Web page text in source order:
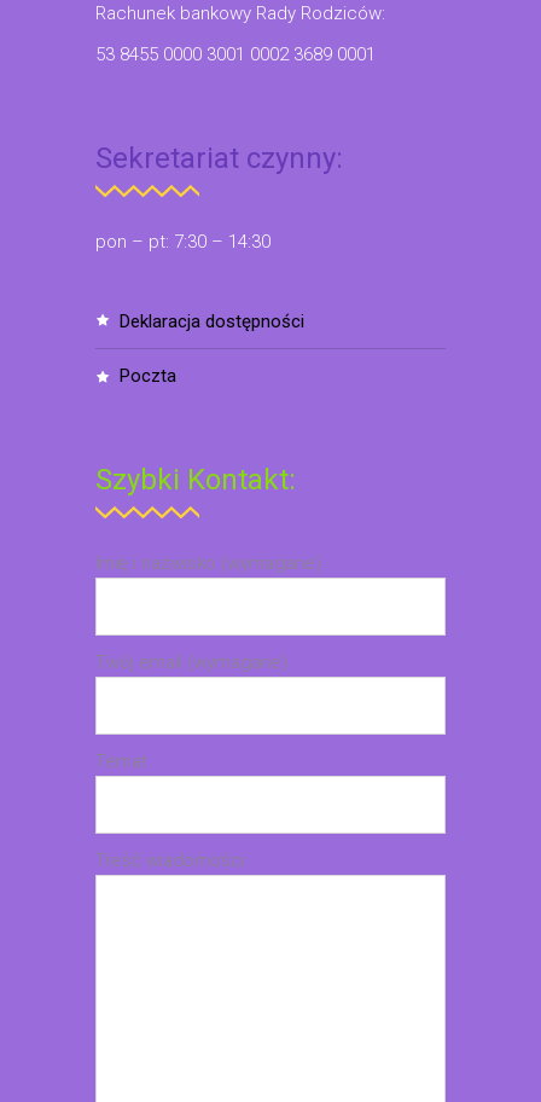
Rachunek bankowy Rady Rodziców:
53 8455 0000 3001 0002 3689 0001
Sekretariat czynny:
pon – pt: 7:30 – 14:30
deklaracja dostępności
poczta
Szybki Kontakt:
Imię i nazwisko (wymagane)
Twój email (wymagane)
Temat
Treść wiadomości